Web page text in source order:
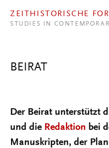
ZEITHISTORISCHE
STUDIES IN
BEIRAT
Der Beirat unterstützt
und die Redaktion bei
Manuskripten, der